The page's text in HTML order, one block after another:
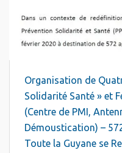
Organisation de
Solidarité Santé » et
(Centre de PMI,
Démoustication) –
Toute la Guyane se